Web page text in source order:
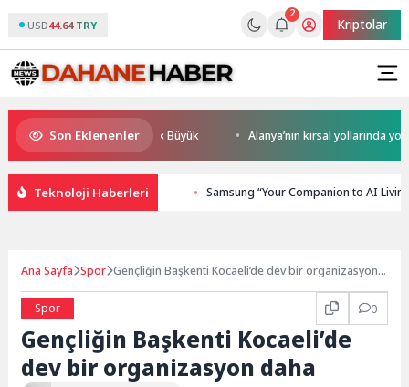
USD44.64 TRY
2
Kriptolar
Son Eklenenler
Rekabet Potansiyeli Çok Büyük Alanya’nın kırsal yollarında yoğun
Teknoloji Haberleri Samsung “Your Companion to AI
Ana Sayfa Spor Gençliğin Başkenti Kocaeli’de dev bir organizasyon
Spor
0
Gençliğin Başkenti Kocaeli’de
dev bir organizasyon daha